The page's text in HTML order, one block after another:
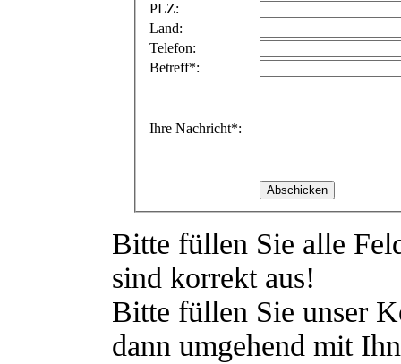
PLZ:
Land:
Telefon:
Betreff*:
Ihre Nachricht*:
Abschicken
Bitte füllen Sie alle
sind korrekt aus!
Bitte füllen Sie unser
dann umgehend mit